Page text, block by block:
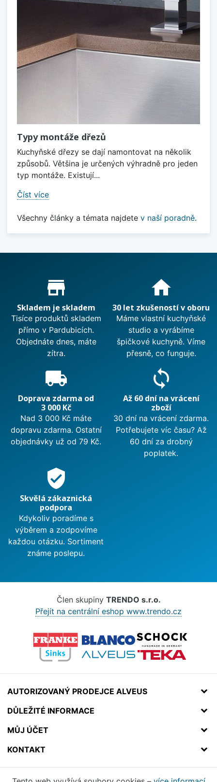
Typy montáže dřezů
Kuchyňské dřezy se dají namontovat na několik
způsobů. Většina je určených výhradně pro jeden
typ montáže. Existují...
Číst více
Všechny články a témata najdete v naší poradně.
Proč nakupovat u nás?
store_mall_directory
Skladem je skladem
Tisíce produktů skladem
přímo v Pardubicích.
Objednáte dnes, máte
zítra.
home
30 let zkušeností v oboru
Máme vlastní kuchyňské
studio a vyrábíme
špičkové kuchyně. Víme
přesně, co funguje.
local_shipping
Doprava zdarma od
3 000 Kč
Nad 3 000 Kč máte
dopravu zdarma. Ostatní
objednávky už od 79 Kč.
sync
Až 60 dní na vrácení
zboží
30 dní na vrácení zdarma.
Potřebujete víc času? Až
60 dní za drobný
poplatek.
verified_user
Skvělá zákaznická
podpora
Kdykoliv poradíme s
výběrem a zodpovíme
každou otázku. Sortiment
známe poslepu.
Člen skupiny TRENDO s.r.o.
Přejít na centrální eshop www.trendo.cz
AUTORIZOVANÝ PRODEJCE ALVEUS
DŮLEŽITÉ INFORMACE
MŮJ ÚČET
KONTAKT